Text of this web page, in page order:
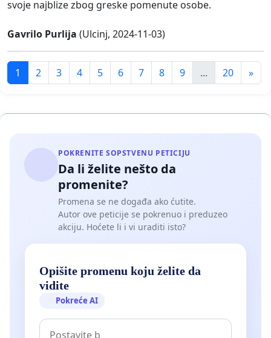
svoje najblize zbog greske pomenute osobe.
Gavrilo Purlija (Ulcinj, 2024-11-03)
1 2 3 4 5 6 7 8 9 ... 20 »
POKRENITE SOPSTVENU PETICIJU
Da li želite nešto da
promenite?
Promena se ne događa ako ćutite.
Autor ove peticije se pokrenuo i preduzeo
akciju. Hoćete li i vi uraditi isto?
Opišite promenu koju želite da
vidite
Pokreće AI